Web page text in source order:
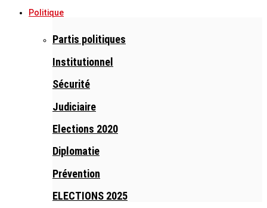
Politique
Partis politiques
Institutionnel
Sécurité
Judiciaire
Elections 2020
Diplomatie
Prévention
ELECTIONS 2025